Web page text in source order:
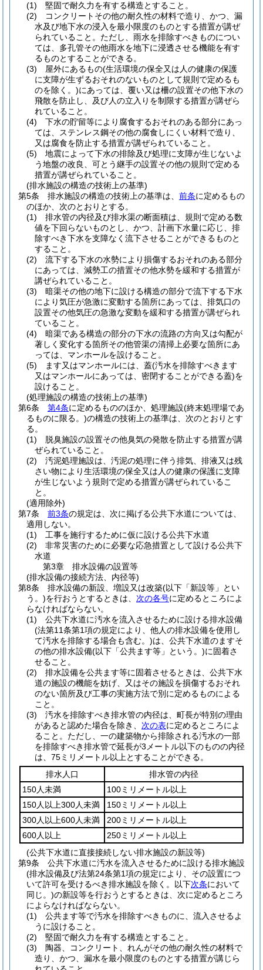
(1)
堅固で耐久力を有する構造とすること。
(2)
コンクリートその他の耐久性の材料で造り、かつ、漏
水及び地下水の浸入を最小限度のものとする措置が講ぜ
られていること。 ただし、雨水を排除すべきものについ
ては、多孔管その他雨水を地下に浸透させる機能を有す
るものとすることができる。
(3)
屋外にあるもの(生活環境の保全又は人の健康の保護
に支障が生ずるおそれのないものとして規則で定めるも
のを除く。)にあっては、覆い又は柵の設置その他下水の
飛散を防止し、及び人の立入りを制限する措置が講ぜら
れていること。
(4)
下水の貯留等により腐食するおそれのある部分にあっ
ては、ステンレス鋼その他の腐食しにくい材料で造り、
又は腐食を防止する措置が講ぜられていること。
(5)
地震によって下水の排除及び処理に支障が生じないよ
う地盤の改良、可とう継手の設置その他の規則で定める
措置が講ぜられていること。
(排水施設の構造の技術上の基準)
第5条
排水施設の構造の技術上の基準は、 前条に定めるもの
のほか、次のとおりとする。
(1)
排水管の内径及び排水渠の断面積は、規則で定める数
値を下回らないものとし、かつ、計画下水量に応じ、排
除すべき下水を支障なく流下させることができるものと
すること。
(2)
流下する下水の水勢により損傷するおそれのある部分
にあっては、減勢工の措置その他水勢を緩和する措置が
講ぜられていること。
(3)
暗渠その他の地下に設ける構造の部分で流下する下水
により気圧が急激に変動する箇所にあっては、排気口の
設置その他気圧の急激な変動を緩和する措置が講ぜられ
ていること。
(4)
暗渠である構造の部分の下水の流路の方向又は勾配が
著しく変化する箇所その他管渠の清掃上必要な箇所にあ
っては、マンホールを設けること。
(5)
ます又はマンホールには、蓋(汚水を排除すべきます
又はマンホールにあっては、密閉することができる蓋)を
設けること。
(処理施設の構造の技術上の基準)
第6条
第4条に定めるもののほか、処理施設(終末処理場であ
るものに限る。)の構造の技術上の基準は、次のとおりとす
る。
(1)
脱臭施設の設置その他臭気の発散を防止する措置が講
ぜられていること。
(2)
汚泥処理施設は、汚泥の処理に伴う排気、排液又は残
さい物により生活環境の保全又は人の健康の保護に支障
が生じないよう規則で定める措置が講ぜられているこ
と。
(適用除外)
第7条
前3条の規定は、次に掲げる公共下水道については、
適用しない。
(1)
工事を施行するために仮に設ける公共下水道
(2)
非常災害のために必要な応急措置として設ける公共下
水道
第3章
排水設備の設置等
(排水設備の接続方法、内径等)
第8条
排水設備の新設、増設又は改築(以下「新設等」とい
う。)を行おうとするときは、 次の各号に定めるところによ
らなければならない。
(1)
公共下水道に汚水を流入させるために設ける排水設備
(法第11条第1項の規定により、他人の排水設備を使用し
て汚水を排除する場合も含む。)は、公共下水道のますそ
の他の排水設備(以下「公共ます等」という。)に固着さ
せること。
(2)
排水設備を公共ます等に固着させるときは、公共下水
道の施設の機能を妨げ、又はその施設を損傷するおそれ
のない箇所及び工事の実施方法で別に定めるものによる
こと。
(3)
汚水を排除すべき排水管の内径は、町長が特別の理由
があると認めた場合を除き、 次の表に定めるところによ
ること。 ただし、一の建築物から排除される汚水の一部
を排除すべき排水管で延長が3メートル以下のものの内径
は、75ミリメートル以上とすることができる。
排水人口
排水管の内径
150人未満
100ミリメートル以上
150人以上300人未満
150ミリメートル以上
300人以上600人未満
200ミリメートル以上
600人以上
250ミリメートル以上
(公共下水道に直接接続しない排水施設の新設等)
第9条
公共下水道に汚水を流入させるために設ける排水施設
(排水設備及び法第24条第1項の規定により、その設置につ
いて許可を受けるべき排水施設を除く。以下次条において
同じ。)の新設等を行おうとするときは、次に定めるところ
によらなければならない。
(1)
公共ます等で汚水を排除すべきものに、流入させるよ
うに設けること。
(2)
堅固で耐久力を有する構造とすること。
(3)
陶器、コンクリート、れんがその他の耐久性の材料で
造り、かつ、漏水を最小限度のものとする措置が講じら